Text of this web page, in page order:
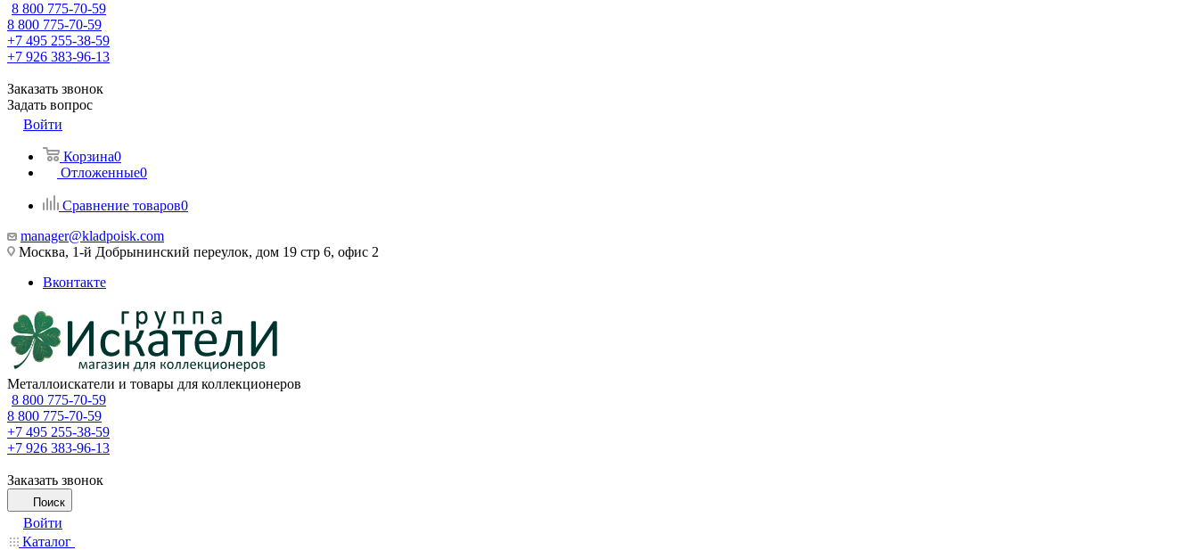
8 800 775-70-59
8 800 775-70-59
+7 495 255-38-59
+7 926 383-96-13
Заказать звонок
Задать вопрос
Войти
Корзина0
Отложенные0
Сравнение товаров0
manager@kladpoisk.com
Москва, 1-й Добрынинский переулок, дом 19 стр 6, офис 2
Вконтакте
Металлоискатели и товары для коллекционеров
8 800 775-70-59
8 800 775-70-59
+7 495 255-38-59
+7 926 383-96-13
Заказать звонок
Поиск
Войти
Каталог